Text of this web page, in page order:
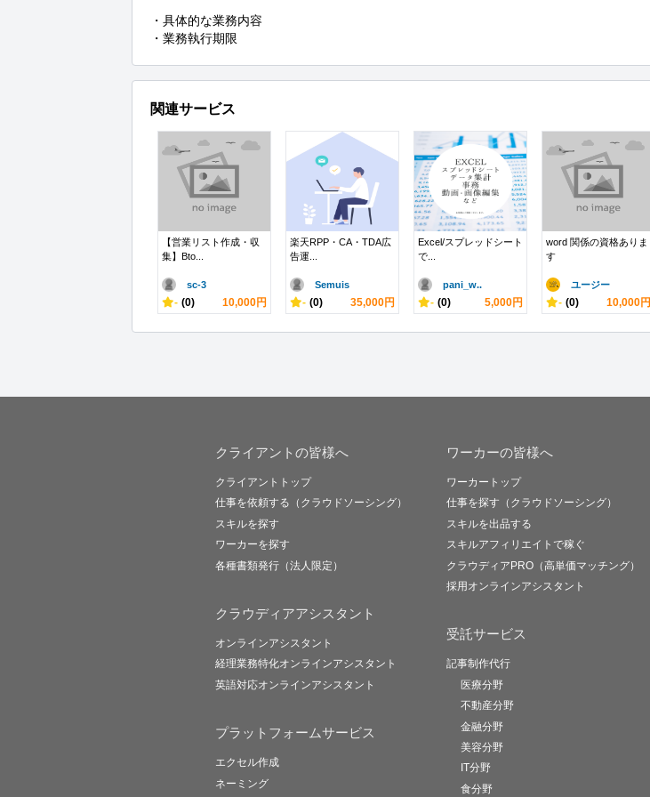
・具体的な業務内容
・業務執行期限
関連サービス
【営業リスト作成・収
集】Bto...
sc-3
- (0) 10,000円
楽天RPP・CA・TDA広
告運...
Semuis
- (0) 35,000円
Excel/スプレッドシート
で...
pani_w..
- (0) 5,000円
word 関係の資格ありま
す
ユージー
- (0) 10,000円
クライアントの皆様へ
クライアントトップ
仕事を依頼する（クラウドソーシング）
スキルを探す
ワーカーを探す
各種書類発行（法人限定）
クラウディアアシスタント
オンラインアシスタント
経理業務特化オンラインアシスタント
英語対応オンラインアシスタント
プラットフォームサービス
エクセル作成
ネーミング
ワーカーの皆様へ
ワーカートップ
仕事を探す（クラウドソーシング）
スキルを出品する
スキルアフィリエイトで稼ぐ
クラウディアPRO（高単価マッチング）
採用オンラインアシスタント
受託サービス
記事制作代行
医療分野
不動産分野
金融分野
美容分野
IT分野
食分野